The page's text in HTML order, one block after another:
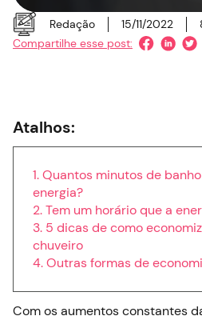
Redação 15/11/2022
Compartilhe esse post:
Atalhos:
Quantos minutos de
energia?
Tem um horário que a
5 dicas de como
chuveiro
Outras formas de
Com os aumentos constantes